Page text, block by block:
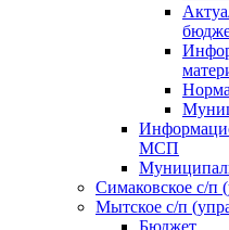
МСП
Симаковское с/п
Мытское с/п
Бюджет